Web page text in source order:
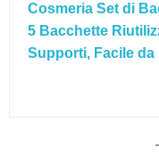
Cosmeria Set di
5 Bacchette
Supporti, Facile